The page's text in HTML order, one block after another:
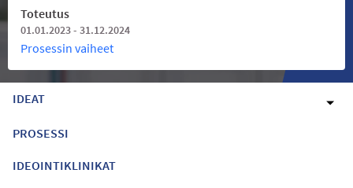
Toteutus
01.01.2023 - 31.12.2024
Prosessin vaiheet
IDEAT
PROSESSI
IDEOINTIKLINIKAT